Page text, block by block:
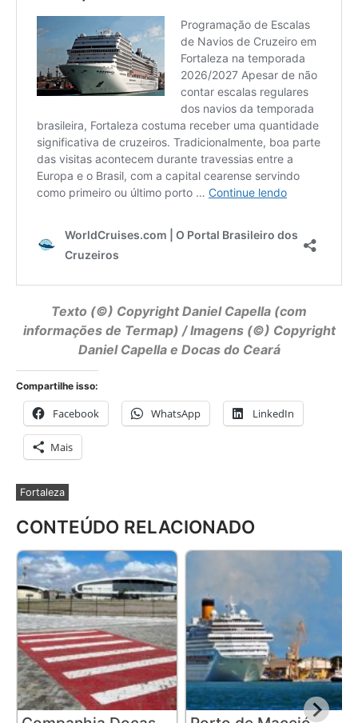
Texto (©) CopyrightDaniel Capella (com
informações de Termap) / Imagens (©) Copyright
Daniel Capella e Docas do Ceará
Compartilhe isso:
Facebook WhatsApp LinkedIn
Mais
Fortaleza
CONTEÚDO RELACIONADO